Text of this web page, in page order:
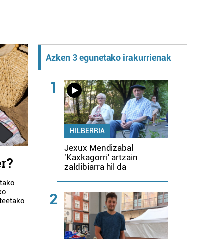
Azken 3 egunetako irakurrienak
1
HILBERRIA
Jexux Mendizabal
'Kaxkagorri' artzain
zaldibiarra hil da
2